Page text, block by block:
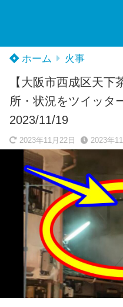
ホーム 火事
【大阪市西成区天
所・状況をツイッタ
2023/11/19
2023年11月22日 2023年